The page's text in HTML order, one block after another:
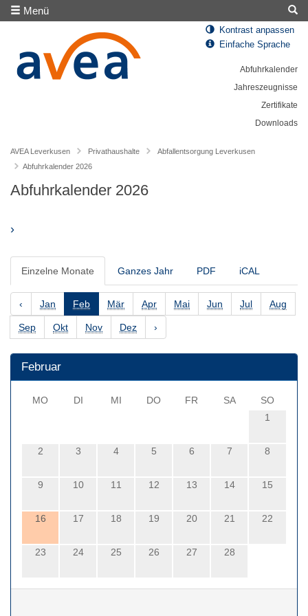
Menü
Kontrast anpassen
Einfache Sprache
Abfuhrkalender
Jahreszeugnisse
Zertifikate
Downloads
AVEA Leverkusen Privathaushalte
Abfallentsorgung Leverkusen
Abfuhrkalender 2026
Abfuhrkalender 2026
›
Einzelne Monate Ganzes Jahr PDF iCAL
‹ Jan Feb Mär Apr Mai Jun Jul Aug
Sep Okt Nov Dez ›
Februar
MO DI MI DO FR SA
SO
1
2 3 4 5 6 7 8
9 10 11 12 13 14 15
16 17 18 19 20 21 22
23 24 25 26 27 28